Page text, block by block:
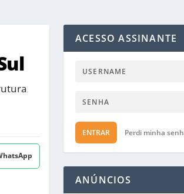
ACESSO ASSINANTE
ENTRAR Perdi minha
ANÚNCIOS